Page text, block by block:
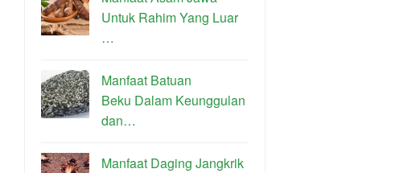
Untuk Rahim Yang Luar
…
Manfaat Batuan
Beku Dalam Keunggulan
dan…
Manfaat Daging Jangkrik